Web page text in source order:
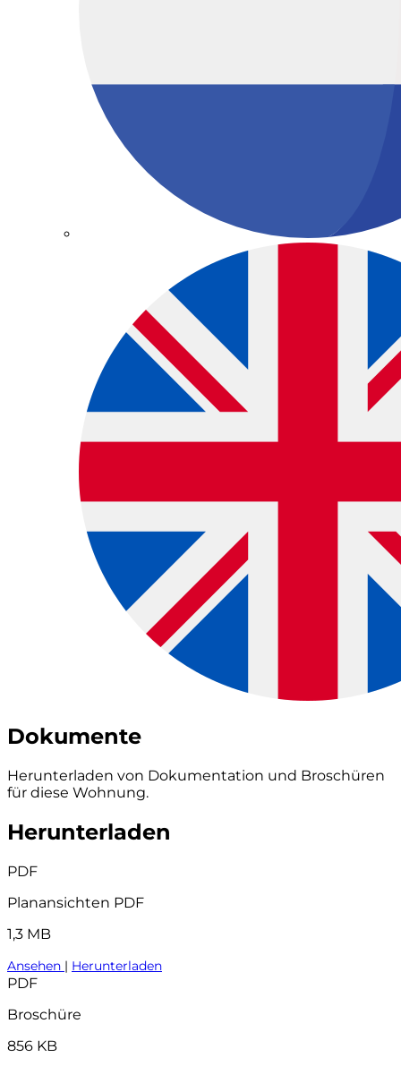
Dokumente
Herunterladen von Dokumentation und Broschüren
für diese Wohnung.
Herunterladen
PDF
Planansichten PDF
1,3 MB
Ansehen | Herunterladen
PDF
Broschüre
856 KB